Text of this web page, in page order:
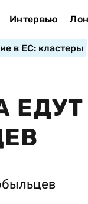
Интервью
в ЕС: кластеры
ЕДУТ